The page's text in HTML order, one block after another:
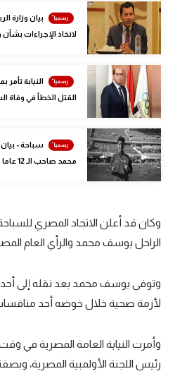
القسم الثاني
رياضات أخرى
أمم إفريقيا
كرة السلة الأمريكية
كرة سلة
كرة يد
الوطن العربي
في المونديال
آسيا
ركن الألعاب
بيان وزارة
لاتخاذ الإجراءات
القتل الخطأ في وفاة
سباحة -
محمد صاحب الـ 12 عاما
وكان قد أعلن الاتحاد المصري
الراحل يوسف محمد والرأي العام
وتوفى يوسف محمد بعد نقله إلى
لأزمة صحية خلال خوضه أحد
وأمرت النيابة العامة المصرية في
رئيس اللجنة الأولمبية المصرية،